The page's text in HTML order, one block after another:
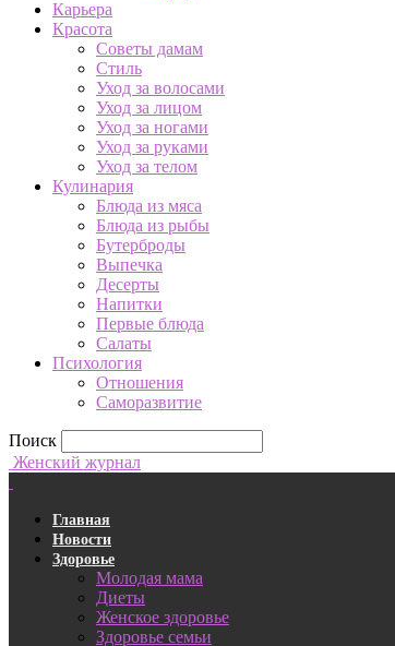
Карьера
Красота
Советы дамам
Стиль
Уход за волосами
Уход за лицом
Уход за ногами
Уход за руками
Уход за телом
Кулинария
Блюда из мяса
Блюда из рыбы
Бутерброды
Выпечка
Десерты
Напитки
Первые блюда
Салаты
Психология
Отношения
Саморазвитие
Поиск
Женский журнал
Главная
Новости
Здоровье
Молодая мама
Диеты
Женское здоровье
Здоровье семьи